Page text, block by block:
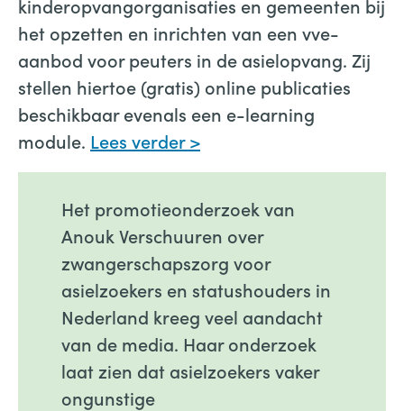
kinderopvangorganisaties en gemeenten bij
het opzetten en inrichten van een vve-
aanbod voor peuters in de asielopvang. Zij
stellen hiertoe (gratis) online publicaties
beschikbaar evenals een e-learning
module. Lees verder >
Het promotieonderzoek van
Anouk Verschuuren over
zwangerschapszorg voor
asielzoekers en statushouders in
Nederland kreeg veel aandacht
van de media. Haar onderzoek
laat zien dat asielzoekers vaker
ongunstige